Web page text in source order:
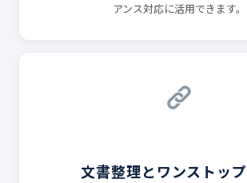
アンス対応に活用できます。
文書整理とワンストッ